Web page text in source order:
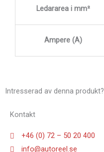
Ledararea i mm²
Ampere (A)
Intresserad av denna produkt?
Kontakt
+46 (0) 72 – 50 20 400
info@autoreel.se